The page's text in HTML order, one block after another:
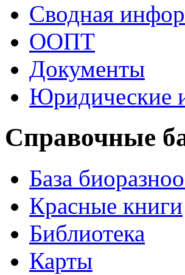
Сводная
ООПТ
Документы
Юридические
Справочные
База
Красные книги
Библиотека
Карты